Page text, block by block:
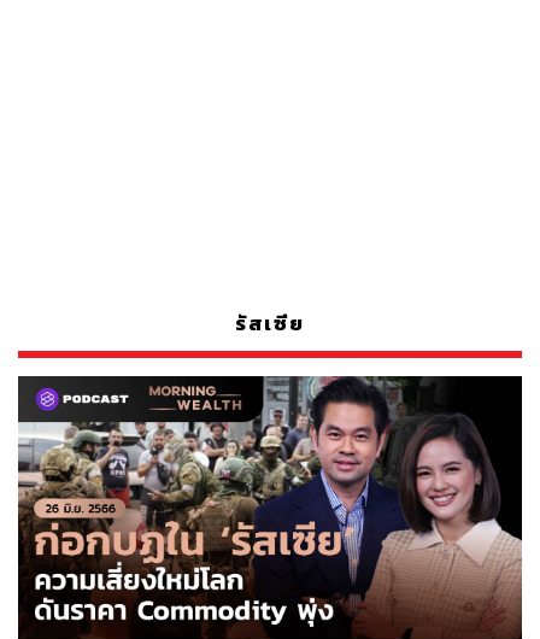
รัสเซีย